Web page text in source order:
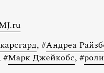
, #Андреа
#Марк Джейкобс, #